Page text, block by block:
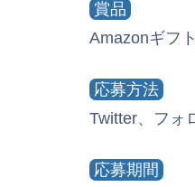
賞品
Amazonギフ
応募方法
Twitter、フォ
応募期間